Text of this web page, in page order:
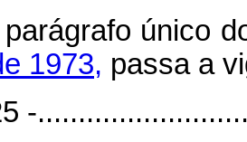
parágrafo único
1973, passa a
-